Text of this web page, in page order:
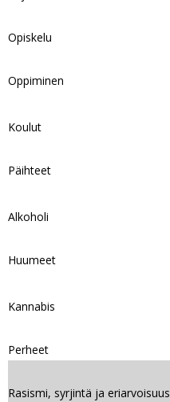
Opiskelu
Oppiminen
Koulut
Päihteet
Alkoholi
Huumeet
Kannabis
Perheet
Rasismi, syrjintä ja eriarvoisuus